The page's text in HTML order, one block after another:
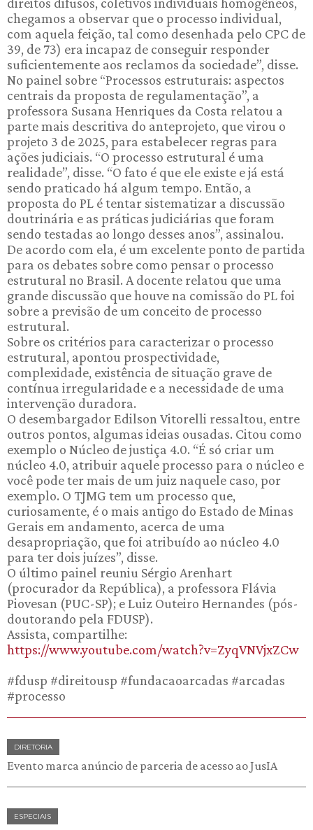
chegamos a observar que o processo individual,
com aquela feição, tal como desenhada pelo CPC de
39, de 73) era incapaz de conseguir responder
suficientemente aos reclamos da sociedade”, disse.
No painel sobre “Processos estruturais: aspectos
centrais da proposta de regulamentação”, a
professora Susana Henriques da Costa relatou a
parte mais descritiva do anteprojeto, que virou o
projeto 3 de 2025, para estabelecer regras para
ações judiciais. “O processo estrutural é uma
realidade”, disse. “O fato é que ele existe e já está
sendo praticado há algum tempo. Então, a
proposta do PL é tentar sistematizar a discussão
doutrinária e as práticas judiciárias que foram
sendo testadas ao longo desses anos”, assinalou.
De acordo com ela, é um excelente ponto de partida
para os debates sobre como pensar o processo
estrutural no Brasil. A docente relatou que uma
grande discussão que houve na comissão do PL foi
sobre a previsão de um conceito de processo
estrutural.
Sobre os critérios para caracterizar o processo
estrutural, apontou prospectividade,
complexidade, existência de situação grave de
contínua irregularidade e a necessidade de uma
intervenção duradora.
O desembargador Edilson Vitorelli ressaltou, entre
outros pontos, algumas ideias ousadas. Citou como
exemplo o Núcleo de justiça 4.0. “É só criar um
núcleo 4.0, atribuir aquele processo para o núcleo e
você pode ter mais de um juiz naquele caso, por
exemplo. O TJMG tem um processo que,
curiosamente, é o mais antigo do Estado de Minas
Gerais em andamento, acerca de uma
desapropriação, que foi atribuído ao núcleo 4.0
para ter dois juízes”, disse.
O último painel reuniu Sérgio Arenhart
(procurador da República), a professora Flávia
Piovesan (PUC-SP); e Luiz Outeiro Hernandes (pós-
doutorando pela FDUSP).
Assista, compartilhe:
https://www.youtube.com/watch?v=ZyqVNVjxZCw
#fdusp #direitousp #fundacaoarcadas #arcadas
#processo
DIRETORIA
Evento marca anúncio de parceria de acesso ao JusIA
ESPECIAIS